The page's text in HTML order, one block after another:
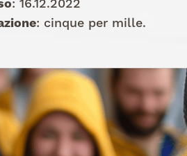
: 16.12.2022
: cinque per mille.